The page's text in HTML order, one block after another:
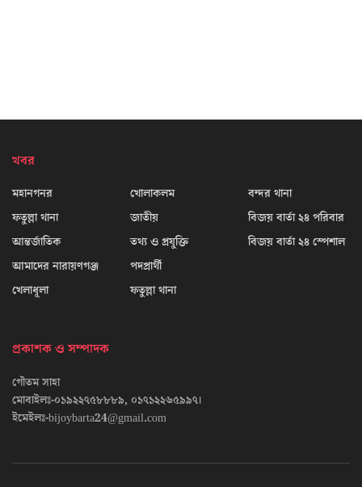
খবর
মহানগনর
ফতুল্লা থানা
আন্তর্জাতিক
আমাদের নারায়ণগঞ্জ
খেলাধূলা
খোলাকলম
জাতীয়
তথ্য ও প্রযুক্তি
পদপ্রার্থী
ফতুল্লা থানা
বন্দর থানা
বিজয় বার্তা ২৪ পরিবার
বিজয় বার্তা ২৪ স্পেশাল
প্রকাশক ও সম্পাদক
গৌতম সাহা
মোবাইলঃ-০১৯২২৭৫৮৮৮৯, ০১৭১২২৬৫৯৯৭।
ইমেইলঃ-bijoybarta24@gmail.com